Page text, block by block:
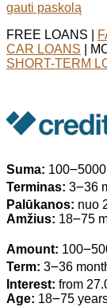
gauti paskolą
FREE LOANS |
CAR LOANS |
SHORT-TERM
Suma:
Terminas: 3౼36
Palūkanos: nuo
Amžius: 18౼75
Amount:
Term: 3౼36
Interest: from
Age: 18౼75